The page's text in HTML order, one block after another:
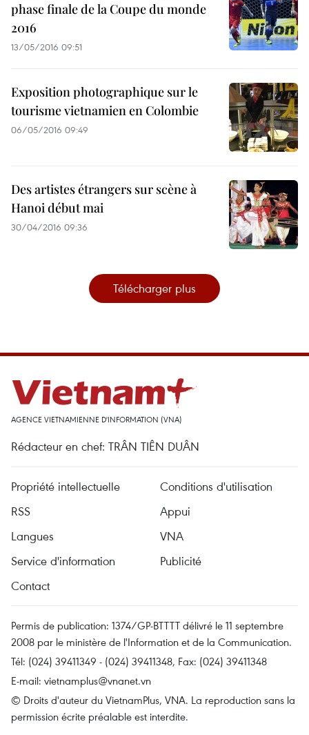
phase finale de la Coupe du monde
2016
13/05/2016 09:51
Exposition photographique sur le
tourisme vietnamien en Colombie
06/05/2016 09:49
Des artistes étrangers sur scène à
Hanoi début mai
30/04/2016 09:36
Télécharger plus
AGENCE VIETNAMIENNE D'INFORMATION (VNA)
Rédacteur en chef: TRÂN TIÊN DUÂN
Propriété intellectuelle
Conditions d'utilisation
RSS
Appui
Langues
VNA
Service d'information
Publicité
Contact
Permis de publication: 1374/GP-BTTTT délivré le 11 septembre
2008 par le ministère de l'Information et de la Communication.
Tél: (024) 39411349 - (024) 39411348, Fax: (024) 39411348
E-mail: vietnamplus@vnanet.vn
© Droits d'auteur du VietnamPlus, VNA. La reproduction sans la
permission écrite préalable est interdite.